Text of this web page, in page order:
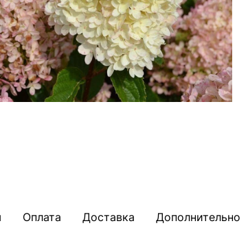
Оплата Доставка Дополнительно